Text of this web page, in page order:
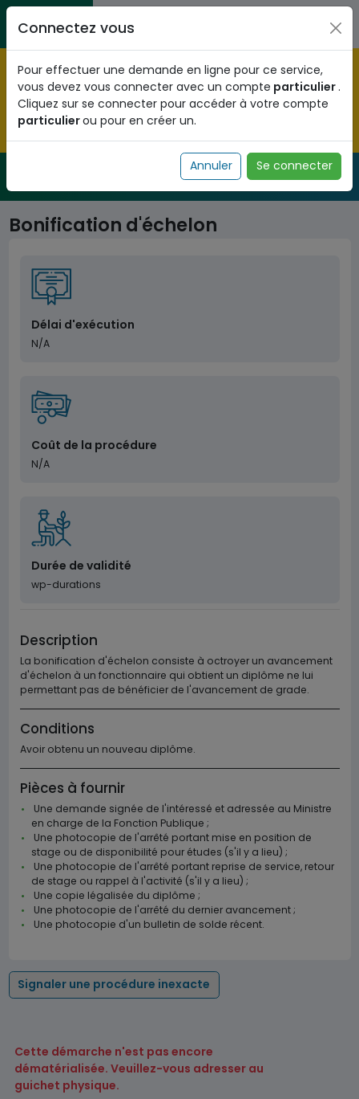
Aller au contenu principal
Citoyens
Pré-enregistrez vous dès maintenant pour le programme
national d'identification biométrique et
obtenez votre Numéro d'Identification Unique (NIU) en
cliquant
Fermer
de l'administration togolaise
Bonification d'échelon
Délai d'exécution
N/A
Coût de la procédure
N/A
Durée de validité
wp-durations
Description
La bonification d'échelon consiste à octroyer un avancement
d'échelon à un fonctionnaire qui obtient un diplôme ne lui
permettant pas de bénéficier de l'avancement de grade.
Conditions
Avoir obtenu un nouveau diplôme.
Pièces à fournir
Une demande signée de l'intéressé et adressée au Ministre
en charge de la Fonction Publique ;
Une photocopie de l'arrêté portant mise en position de
stage ou de disponibilité pour études (s'il y a lieu) ;
Une photocopie de l'arrêté portant reprise de service, retour
de stage ou rappel à l'activité (s'il y a lieu) ;
Une copie légalisée du diplôme ;
Une photocopie de l'arrêté du dernier avancement ;
Une photocopie d'un bulletin de solde récent.
Signaler une procédure inexacte
Cette démarche n'est pas encore
dématérialisée. Veuillez-vous adresser au
guichet physique.
Connectez vous
Pour effectuer une demande en ligne pour ce service,
vous devez vous connecter avec un compte particulier.
Cliquez sur se connecter pour accéder à votre compte
particulierou pour en créer un.
Annuler Se connecter